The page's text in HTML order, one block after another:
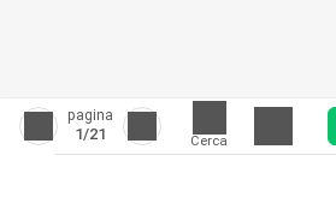
pagina
1/21 Cerca